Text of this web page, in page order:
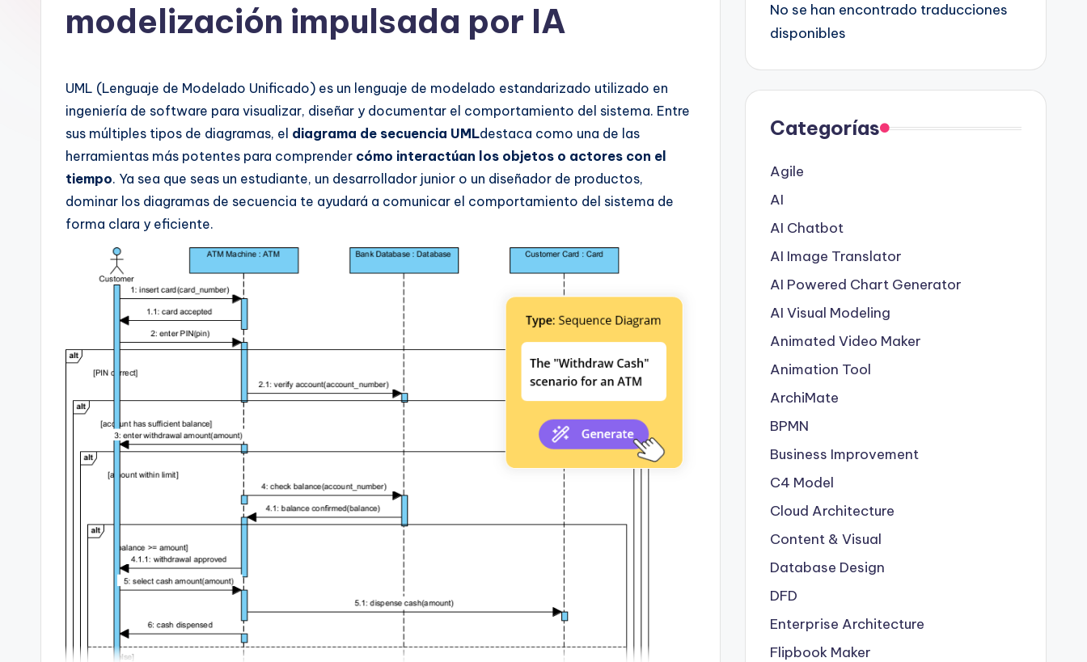
is
A
modelización impulsada por IA
UML (Lenguaje de Modelado Unificado) es un lenguaje de modelado estandarizado utilizado en
ingeniería de software para visualizar, diseñar y documentar el comportamiento del sistema. Entre
sus múltiples tipos de diagramas, el diagrama de secuencia UMLdestaca como una de las
herramientas más potentes para comprender cómo interactúan los objetos o actores con el
tiempo. Ya sea que seas un estudiante, un desarrollador junior o un diseñador de productos,
dominar los diagramas de secuencia te ayudará a comunicar el comportamiento del sistema de
forma clara y eficiente.
No se han encontrado traducciones
disponibles
Categorías
Agile
AI
AI Chatbot
AI Image Translator
AI Powered Chart Generator
AI Visual Modeling
Animated Video Maker
Animation Tool
ArchiMate
BPMN
Business Improvement
C4 Model
Cloud Architecture
Content & Visual
Database Design
DFD
Enterprise Architecture
Flipbook Maker